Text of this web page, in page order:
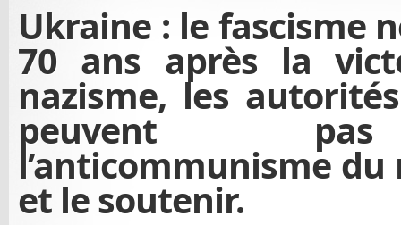
Ukraine : le fascisme
70 ans après la
nazisme, les
peuvent
l’anticommunisme
et le soutenir.